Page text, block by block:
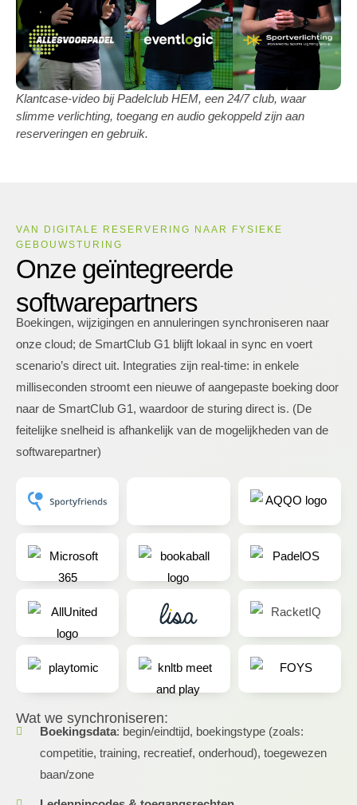
Klantcase-video bij Padelclub HEM, een 24/7 club, waar
slimme verlichting, toegang en audio gekoppeld zijn aan
reserveringen en gebruik.
VAN DIGITALE RESERVERING NAAR FYSIEKE
GEBOUWSTURING
Onze geïntegreerde
softwarepartners
Boekingen, wijzigingen en annuleringen synchroniseren naar
onze cloud; de SmartClub G1 blijft lokaal in sync en voert
scenario’s direct uit. Integraties zijn real‑time: in enkele
milliseconden stroomt een nieuwe of aangepaste boeking door
naar de SmartClub G1, waardoor de sturing direct is. (De
feitelijke snelheid is afhankelijk van de mogelijkheden van de
softwarepartner)
Wat we synchroniseren:
Boekingsdata: begin/eindtijd, boekingstype (zoals:
competitie, training, recreatief, onderhoud), toegewezen
baan/zone